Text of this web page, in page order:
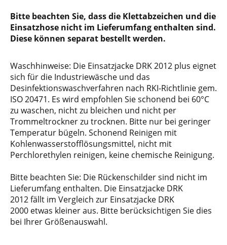
Bitte beachten Sie, dass die Klettabzeichen und die
Einsatzhose nicht im Lieferumfang enthalten sind.
Diese können separat bestellt werden.
Waschhinweise: Die Einsatzjacke DRK 2012 plus eignet
sich für die Industriewäsche und das
Desinfektionswaschverfahren nach RKI-Richtlinie gem.
ISO 20471. Es wird empfohlen Sie schonend bei 60°C
zu waschen, nicht zu bleichen und nicht per
Trommeltrockner zu trocknen. Bitte nur bei geringer
Temperatur bügeln. Schonend Reinigen mit
Kohlenwasserstofflösungsmittel, nicht mit
Perchlorethylen reinigen, keine chemische Reinigung.
Bitte beachten Sie: Die Rückenschilder sind nicht im
Lieferumfang enthalten. Die Einsatzjacke DRK
2012 fällt im Vergleich zur Einsatzjacke DRK
2000 etwas kleiner aus. Bitte berücksichtigen Sie dies
bei Ihrer Größenauswahl.